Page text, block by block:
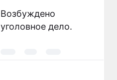
Возбуждено
уголовное дело.